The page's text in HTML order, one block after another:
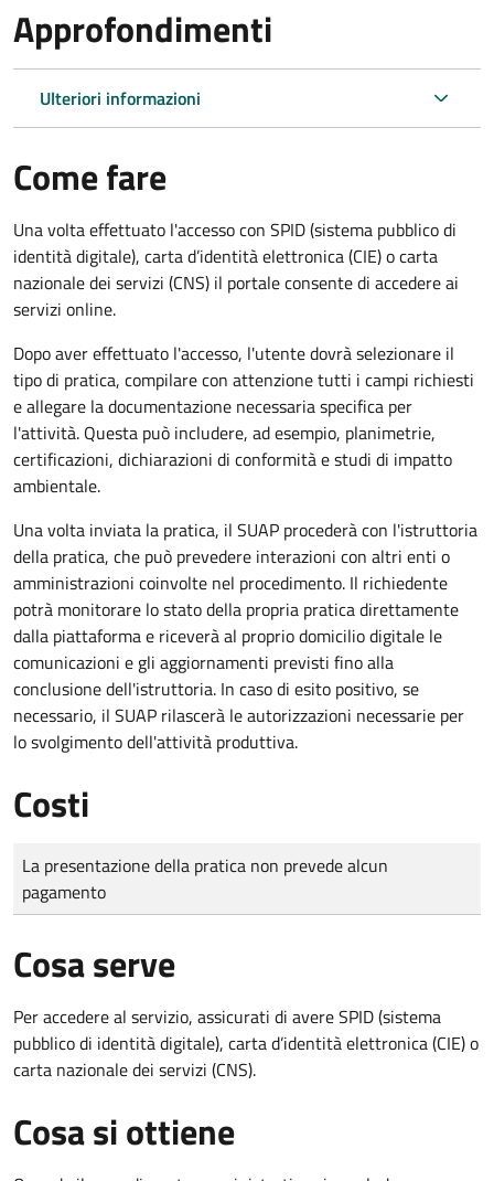
Approfondimenti
Ulteriori informazioni
Come fare
Una volta effettuato l'accesso con SPID (sistema pubblico di
identità digitale), carta d’identità elettronica (CIE) o carta
nazionale dei servizi (CNS) il portale consente di accedere ai
servizi online.
Dopo aver effettuato l'accesso, l'utente dovrà selezionare il
tipo di pratica, compilare con attenzione tutti i campi richiesti
e allegare la documentazione necessaria specifica per
l'attività. Questa può includere, ad esempio, planimetrie,
certificazioni, dichiarazioni di conformità e studi di impatto
ambientale.
Una volta inviata la pratica, il SUAP procederà con l'istruttoria
della pratica, che può prevedere interazioni con altri enti o
amministrazioni coinvolte nel procedimento. Il richiedente
potrà monitorare lo stato della propria pratica direttamente
dalla piattaforma e riceverà al proprio domicilio digitale le
comunicazioni e gli aggiornamenti previsti fino alla
conclusione dell'istruttoria. In caso di esito positivo, se
necessario, il SUAP rilascerà le autorizzazioni necessarie per
lo svolgimento dell'attività produttiva.
Costi
Tipo di pagamento
Importo
La presentazione della pratica non prevede alcun
pagamento
Cosa serve
Per accedere al servizio, assicurati di avere SPID (sistema
pubblico di identità digitale), carta d’identità elettronica (CIE) o
carta nazionale dei servizi (CNS).
Cosa si ottiene